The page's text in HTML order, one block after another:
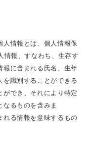
人情報とは、個人情報保
情報、すなわち、生存す
報に含まれる氏名、生年
を識別することができる
ができ、それにより特定
るものを含みま
れる情報を意味するもの